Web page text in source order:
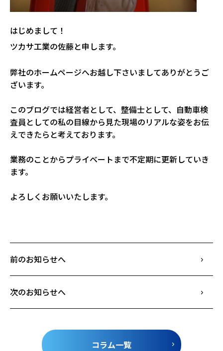
はじめまして！
ツカサ工業の佐藤と申します。
弊社のホームページへお越し下さいましてありがとうご
ざいます。
このブログでは経営者として、整備士として、自動車検
査員としての私の目線から見た現場のリアルな姿をお伝
えできたらと考えております。
業務のことからプライベートまで不定期に更新していき
ます。
よろしくお願いいたします。
前のお知らせへ
次のお知らせへ
コラム一覧